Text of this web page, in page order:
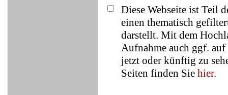
Diese Webseite ist Teil
einen thematisch
darstellt. Mit dem
Aufnahme auch ggf.
jetzt oder künftig zu
Seiten finden Sie hier.